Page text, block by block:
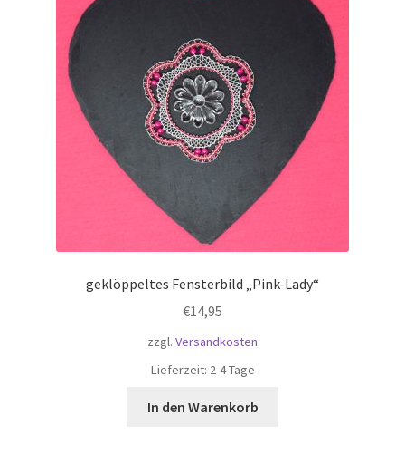
geklöppeltes Fensterbild „Pink-Lady“
€14,95
zzgl. Versandkosten
Lieferzeit: 2-4 Tage
In den Warenkorb